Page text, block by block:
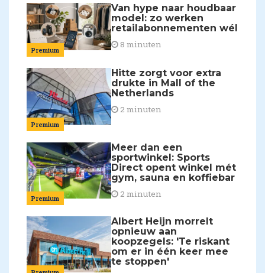
Premium
Van hype naar houdbaar
model: zo werken
retailabonnementen wél
8 minuten
Premium
Hitte zorgt voor extra
drukte in Mall of the
Netherlands
2 minuten
Premium
Meer dan een
sportwinkel: Sports
Direct opent winkel mét
gym, sauna en koffiebar
2 minuten
Albert Heijn morrelt
opnieuw aan
koopzegels: 'Te riskant
om er in één keer mee
te stoppen'